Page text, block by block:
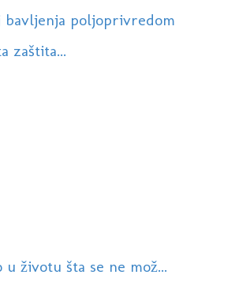
poljoprivredom
zaštita...
životu šta se ne mož...